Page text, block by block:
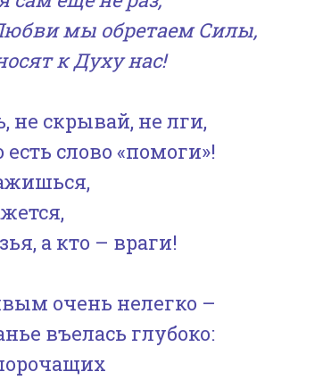
мы обретаем Силы,
к Духу нас!
скрывай, не лги,
слово «помоги»!
а кто – враги!
очень нелегко –
въелась глубоко: